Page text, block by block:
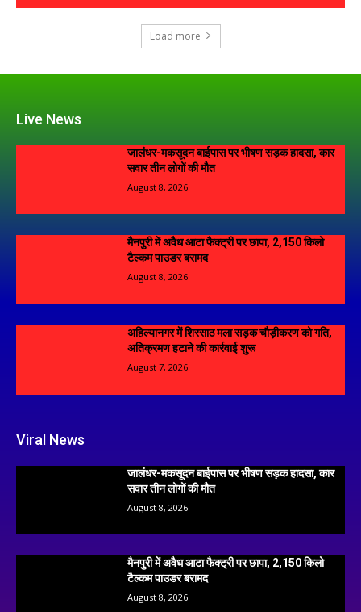
Load more
Live News
जालंधर-मकसूदन बाईपास पर भीषण सड़क हादसा, कार
सवार तीन लोगों की मौत
August 8, 2026
मैनपुरी में अवैध आटा फैक्ट्री पर छापा, 2,150 किलो
टैल्कम पाउडर बरामद
August 8, 2026
अहिल्यानगर में शिरसाठ मला सड़क चौड़ीकरण को गति,
अतिक्रमण हटाने की कार्रवाई शुरू
August 7, 2026
Viral News
जालंधर-मकसूदन बाईपास पर भीषण सड़क हादसा, कार
सवार तीन लोगों की मौत
August 8, 2026
मैनपुरी में अवैध आटा फैक्ट्री पर छापा, 2,150 किलो
टैल्कम पाउडर बरामद
August 8, 2026